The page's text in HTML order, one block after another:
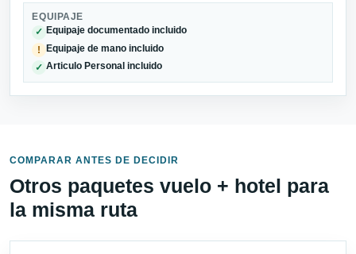
EQUIPAJE
✓ Equipaje documentado incluido
! Equipaje de mano incluido
✓ Articulo Personal incluido
COMPARAR ANTES DE DECIDIR
Otros paquetes vuelo + hotel para
la misma ruta